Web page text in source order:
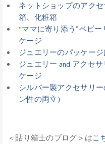
ネットショップのアク
箱、化粧箱
“ママに寄り添う”ベビ
ケージ
ジュエリーのパッケー
ジュエリー and アクセ
ケージ
シルバー製アクセサリ
ン性の両立）
＜貼り箱士のブログ＞はこ